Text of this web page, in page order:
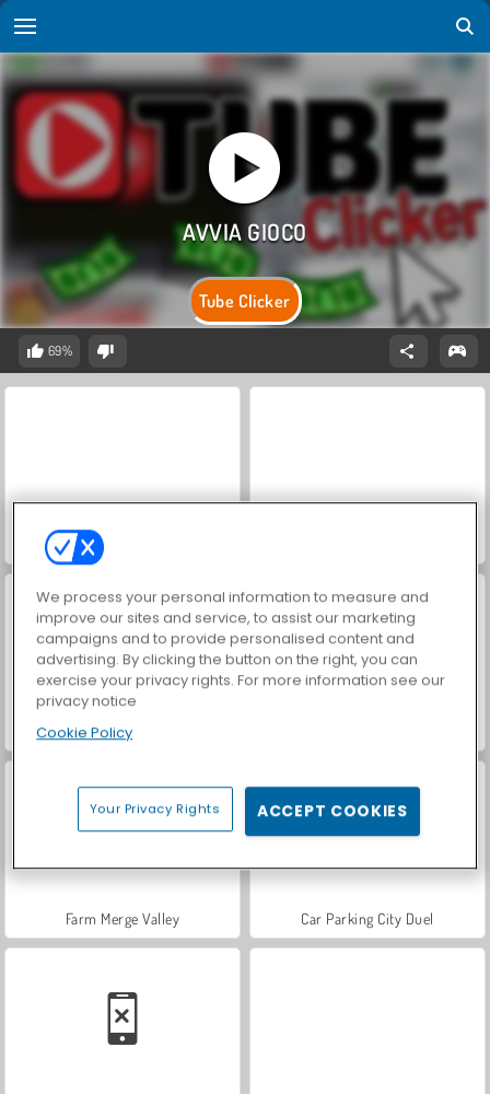
Tube Clicker
69%
VegaMix Da Vinci Puzzles
ASMR Makeover & Makeup Studio
Farm Merge Valley Car Parking City Duel
We process your personal information to measure and
improve our sites and service, to assist our marketing
campaigns and to provide personalised content and
advertising. By clicking the button on the right, you can
exercise your privacy rights. For more information see our
privacy notice
Cookie Policy
Your Privacy Rights ACCEPT COOKIES